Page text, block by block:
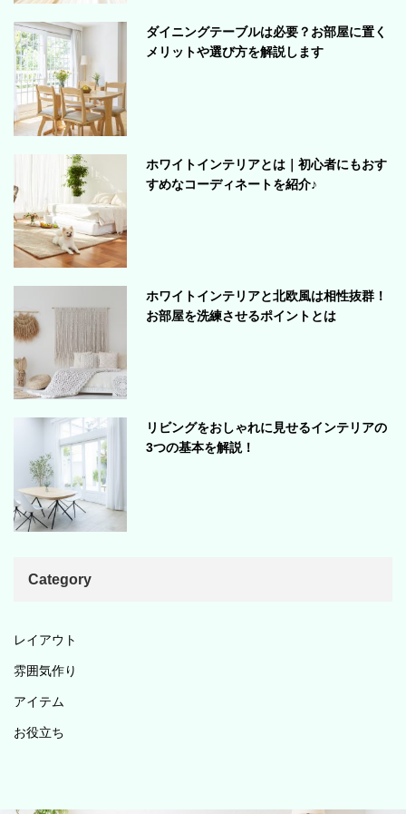
ダイニングテーブルは必要？お部屋に置く
メリットや選び方を解説します
ホワイトインテリアとは｜初心者にもおす
すめなコーディネートを紹介♪
ホワイトインテリアと北欧風は相性抜群！
お部屋を洗練させるポイントとは
リビングをおしゃれに見せるインテリアの
3つの基本を解説！
Category
レイアウト
雰囲気作り
アイテム
お役立ち